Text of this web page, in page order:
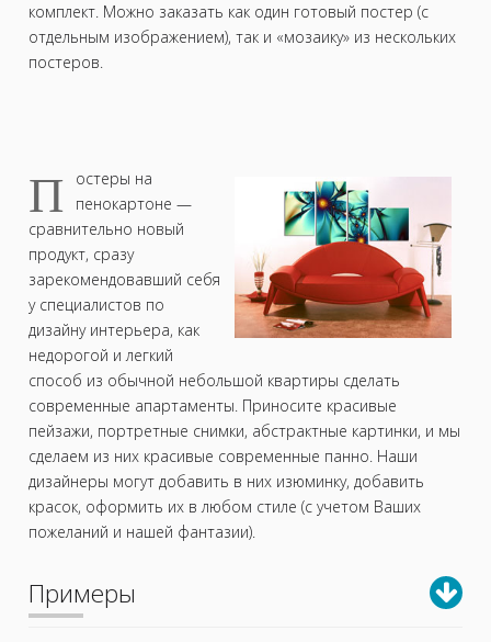
комплект. Можно заказать как один готовый постер (с
отдельным изображением), так и «мозаику» из нескольких
постеров.
П
остеры на
пенокартоне —
сравнительно новый
продукт, сразу
зарекомендовавший себя
у специалистов по
дизайну интерьера, как
недорогой и легкий
способ из обычной небольшой квартиры сделать
современные апартаменты. Приносите красивые
пейзажи, портретные снимки, абстрактные картинки, и мы
сделаем из них красивые современные панно. Наши
дизайнеры могут добавить в них изюминку, добавить
красок, оформить их в любом стиле (с учетом Ваших
пожеланий и нашей фантазии).
Примеры